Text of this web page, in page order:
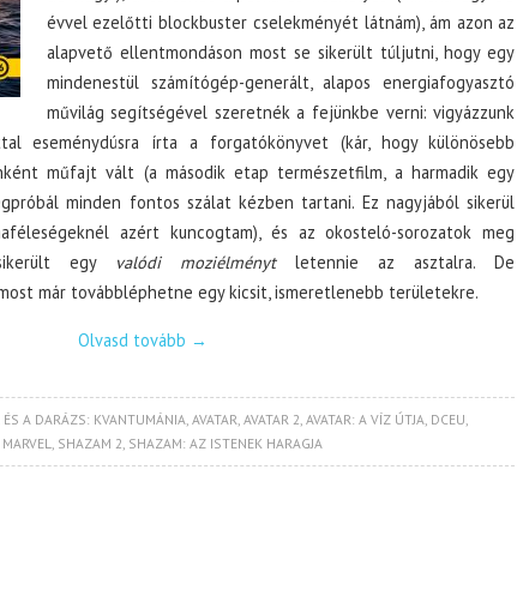
évvel ezelőtti blockbuster cselekményét látnám), ám azon az
alapvető ellentmondáson most se sikerült túljutni, hogy egy
mindenestül számítógép-generált, alapos energiafogyasztó
művilág segítségével szeretnék a fejünkbe verni: vigyázzunk
eseménydúsra írta a forgatókönyvet (kár, hogy különösebb
műfajt vált (a második etap természetfilm, a harmadik egy
minden fontos szálat kézben tartani. Ez nagyjából sikerül
azért kuncogtam), és az okosteló-sorozatok meg
egy valódi moziélménytletennie az asztalra. De
már továbbléphetne egy kicsit, ismeretlenebb területekre.
Olvasd tovább →
A DARÁZS: KVANTUMÁNIA, AVATAR, AVATAR 2, AVATAR: A VÍZ ÚTJA, DCEU,
MARVEL, SHAZAM 2, SHAZAM: AZ ISTENEK HARAGJA